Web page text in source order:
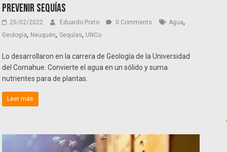
prevenir sequías
25/02/2022 Eduardo Porto 0 Comments Agua,
Geología, Neuquén,Sequías, UNCo
Lo desarrollaron en la carrera de Geología de la Universidad
del Comahue. Convierte el agua en un sólido y suma
nutrientes para de plantas.
Leer más